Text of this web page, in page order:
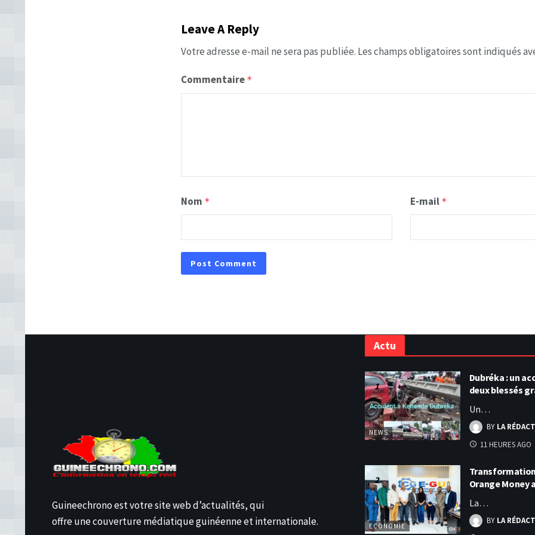
Leave A Reply
Votre adresse e-mail ne sera pas publiée. Les champs obligatoires sont indiqués
Commentaire *
Nom * E-mail *
Guineechrono est votre site web d’actualités, qui
offre une couverture médiatique guinéenne et internationale.
Actu
NEWS
Dubréka : un
deux blessés
Un…
BY LA
11 HEURES AGO
ECONOMIE
Transformation
Orange
La…
BY LA